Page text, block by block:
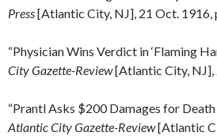
Press[Atlantic City, NJ], 21 Oct. 1916,
“Physician Wins Verdict in ‘Flaming
City Gazette-Review[Atlantic City, NJ],
“Prantl Asks $200 Damages for
Atlantic City Gazette-Review[Atlantic